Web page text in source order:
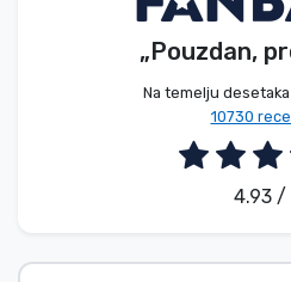
„Pouzdan,
Na temelju
10730
4.93 /